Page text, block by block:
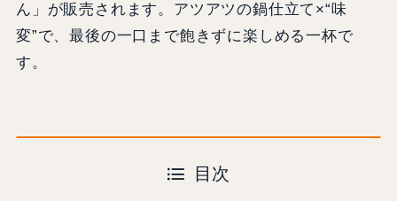
ん」が販売されます。アツアツの鍋仕立て×“味
変”で、最後の一口まで飽きずに楽しめる一杯で
す。
目次